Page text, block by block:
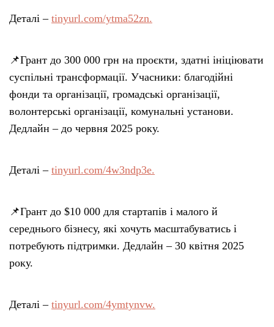
Деталі – tinyurl.com/ytma52zn.
📌Грант до 300 000 грн на проєкти, здатні ініціювати
суспільні трансформації. Учасники: благодійні
фонди та організації, громадські організації,
волонтерські організації, комунальні установи.
Дедлайн – до червня 2025 року.
Деталі – tinyurl.com/4w3ndp3e.
📌Грант до $10 000 для стартапів і малого й
середнього бізнесу, які хочуть масштабуватись і
потребують підтримки. Дедлайн – 30 квітня 2025
року.
Деталі – tinyurl.com/4ymtynvw.